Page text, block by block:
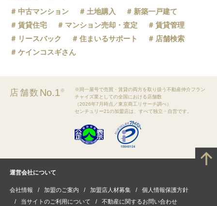
中古マンション
土地購入
新築一戸建て
賃貸住宅
マンション売却・査定
賃貸管理
リースバック
住まいるサポート
店舗検索
ケインコスギさん
店舗数 No.1※
※同一屋号で売買・賃貸の両方を取り扱う不動産仲介フラン
チャイズ業としての全国における店舗数
（2026年7月時点／東京商工リサーチ調べ）
センチュリー21の加盟店は、すべて独立・自営です。
運営会社について
会社情報 加盟のご案内 加盟店人材募集
個人情報保護方針
当サイトのご利用について
不動産に関するお問い合わせ